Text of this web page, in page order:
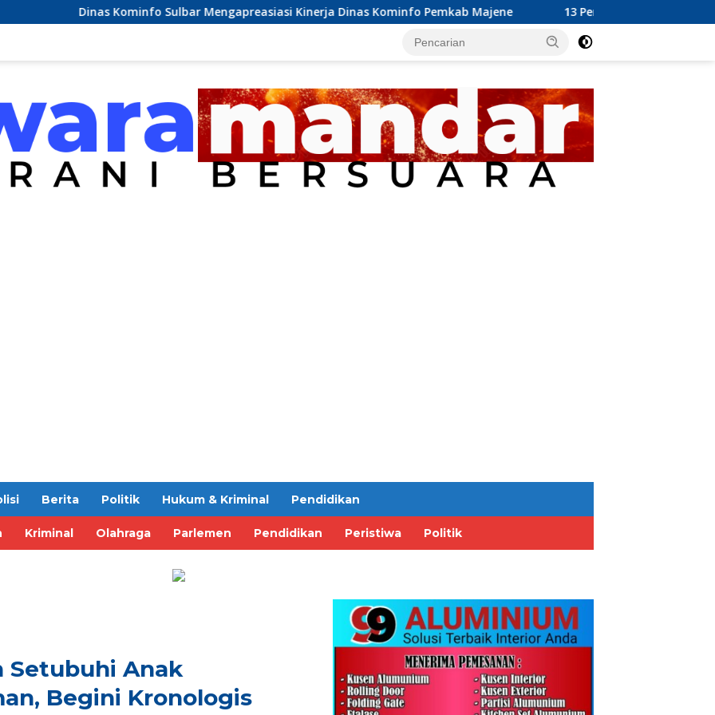
Sulbar Mengapreasiasi Kinerja Dinas Kominfo Pemkab Majene 13 Perusahaan Pabrik Kelapa Sawit (PKS) yang
Berita Politik Hukum & Kriminal Pendidikan
Kriminal Olahraga Parlemen Pendidikan Peristiwa Politik
Setubuhi Anak
Begini Kronologis